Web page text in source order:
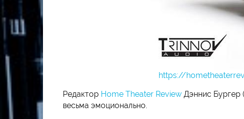
https://
Редактор Home Theater Review Дэннис Бургер
весьма эмоционально.